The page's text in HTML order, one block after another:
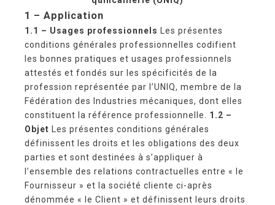
1 – Application
1.1 – Usages professionnels
Les présentes
conditions générales professionnelles codifient
les bonnes pratiques et usages professionnels
attestés et fondés sur les spécificités de la
profession représentée par l’UNIQ, membre de la
Fédération des Industries mécaniques, dont elles
constituent la référence professionnelle. 1.2 –
Objet Les présentes conditions générales
définissent les droits et les obligations des deux
parties et sont destinées à s’appliquer à
l’ensemble des relations contractuelles entre « le
Fournisseur » et la société cliente ci-après
dénommée « le Client » et définissent leurs droits